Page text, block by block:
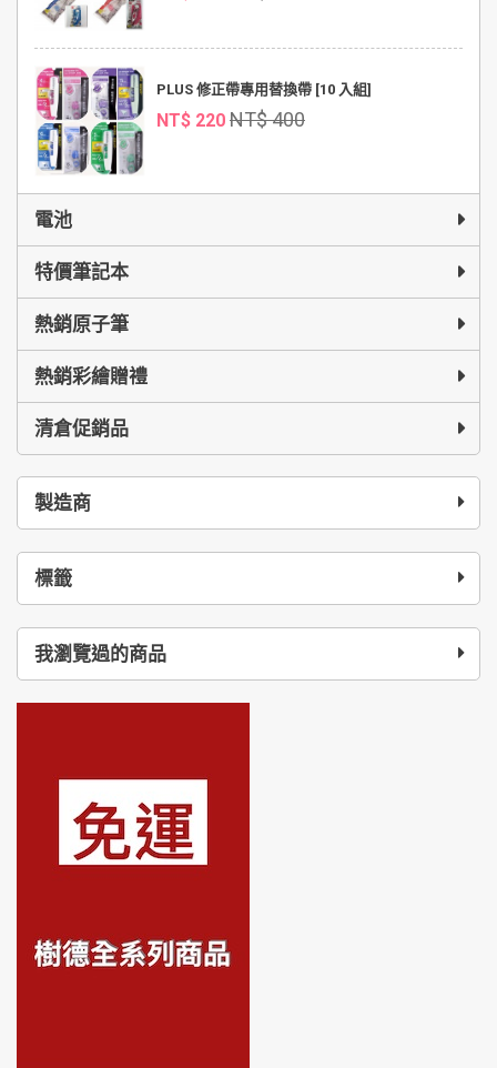
PLUS 修正帶專用替換帶 [10 入組]
NT$ 220 NT$ 400
電池
特價筆記本
熱銷原子筆
熱銷彩繪贈禮
清倉促銷品
製造商
標籤
我瀏覽過的商品